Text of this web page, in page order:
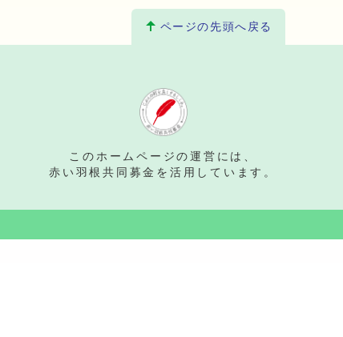
ページの先頭へ戻る
このホームページの運営には、
赤い羽根共同募金を活用しています。